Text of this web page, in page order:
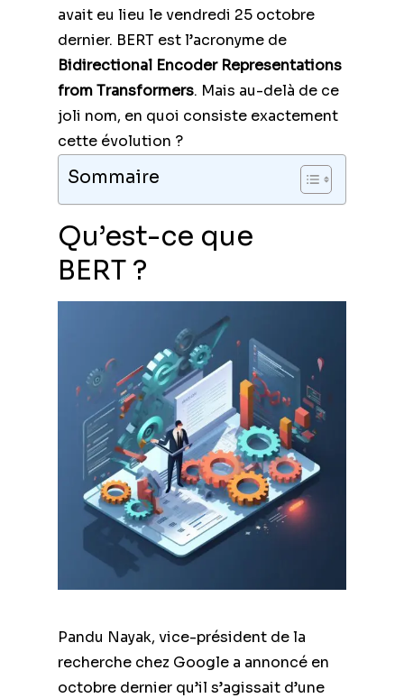
avait eu lieu le vendredi 25 octobre
dernier. BERT est l’acronyme de
Bidirectional Encoder Representations
from Transformers. Mais au-delà de ce
joli nom, en quoi consiste exactement
cette évolution ?
Sommaire
Qu’est-ce que
BERT ?
Pandu Nayak, vice-président de la
recherche chez Google a annoncé en
octobre dernier qu’il s’agissait d’une